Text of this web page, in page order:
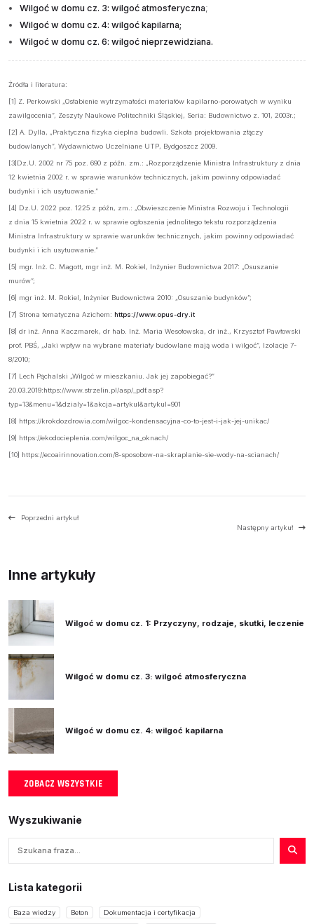
Wilgoć w domu cz. 3: wilgoć atmosferyczna;
Wilgoć w domu cz. 4: wilgoć kapilarna;
Wilgoć w domu cz. 6: wilgoć nieprzewidziana.
Źródła i literatura:
[1] Z. Perkowski „Osłabienie wytrzymałości materiałów kapilarno-porowatych w wyniku
zawilgocenia”, Zeszyty Naukowe Politechniki Śląskiej, Seria: Budownictwo z. 101, 2003r.;
[2] A. Dylla, „Praktyczna fizyka cieplna budowli. Szkoła projektowania złączy
budowlanych”, Wydawnictwo Uczelniane UTP, Bydgoszcz 2009.
[3]Dz.U. 2002 nr 75 poz. 690 z późn. zm.: „Rozporządzenie Ministra Infrastruktury z dnia
12 kwietnia 2002 r. w sprawie warunków technicznych, jakim powinny odpowiadać
budynki i ich usytuowanie.”
[4] Dz.U. 2022 poz. 1225 z późn, zm.: „Obwieszczenie Ministra Rozwoju i Technologii
z dnia 15 kwietnia 2022 r. w sprawie ogłoszenia jednolitego tekstu rozporządzenia
Ministra Infrastruktury w sprawie warunków technicznych, jakim powinny odpowiadać
budynki i ich usytuowanie.”
[5] mgr. Inż. C. Magott, mgr inż. M. Rokiel, Inżynier Budownictwa 2017: „Osuszanie
murów”;
[6] mgr inż. M. Rokiel, Inżynier Budownictwa 2010: „Osuszanie budynków”;
[7] Strona tematyczna Azichem: https://www.opus-dry.it
[8] dr inż. Anna Kaczmarek, dr hab. Inż. Maria Wesołowska, dr inż., Krzysztof Pawłowski
prof. PBŚ, „Jaki wpływ na wybrane materiały budowlane mają woda i wilgoć”, Izolacje 7-
8/2010;
[7] Lech Pąchalski „Wilgoć w mieszkaniu. Jak jej zapobiegać?”
20.03.2019:https://www.strzelin.pl/asp/_pdf.asp?
typ=13&menu=1&dzialy=1&akcja=artykul&artykul=901
[8] https://krokdozdrowia.com/wilgoc-kondensacyjna-co-to-jest-i-jak-jej-unikac/
[9] https://ekodocieplenia.com/wilgoc_na_oknach/
[10] https://ecoairinnovation.com/8-sposobow-na-skraplanie-sie-wody-na-scianach/
Poprzedni artykuł
Następny artykuł
Inne artykuły
Wilgoć w domu cz. 1: Przyczyny, rodzaje, skutki, leczenie
Wilgoć w domu cz. 3: wilgoć atmosferyczna
Wilgoć w domu cz. 4: wilgoć kapilarna
ZOBACZ WSZYSTKIE
Wyszukiwanie
Lista kategorii
Baza wiedzy Beton Dokumentacja i certyfikacja